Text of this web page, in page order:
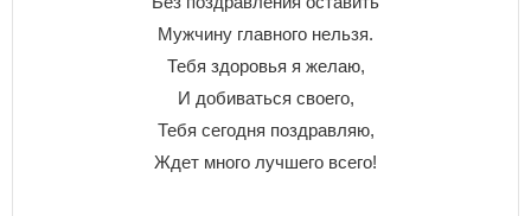
Мужчину главного нельзя.
Тебя здоровья я желаю,
И добиваться своего,
Тебя сегодня поздравляю,
Ждет много лучшего всего!